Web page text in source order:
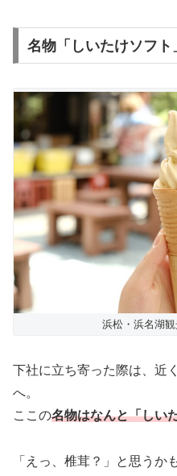
名物「しいたけソフ
浜松・浜名湖
下社に立ち寄った際は、近
へ。
ここの名物はなんと「しい
「えっ、椎茸？」と思うか